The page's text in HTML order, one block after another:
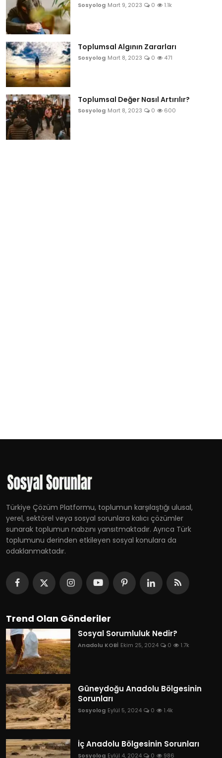
Sosyolog Mart 9, 2023 0 1.1k
Toplumsal Algının Zararları
Sosyolog Mart 8, 2023 0 471
Toplumsal Değer Nasıl Artırılır?
Sosyolog Mart 8, 2023 0 600
Türkiye Çözüm Platformu, toplumun karşılaştığı ulusal,
yerel, sektörel veya sosyal sorunlara kalıcı çözümler
sunarak toplumun nabzını yansıtmaktadır. Ayrıca Türk
toplumunu derinden etkileyen sosyal konulara da
odaklanmaktadır.
Trend Olan Gönderiler
Sosyal Sorumluluk Nedir?
Anadolu KOBİ Ekim 25, 2024 0 1.7k
Güneydoğu Anadolu Bölgesinin
Sorunları
Sosyolog Eylül 5, 2024 0 1.4k
İç Anadolu Bölgesinin Sorunları
Sosyolog Eylül 4, 2024 0 986